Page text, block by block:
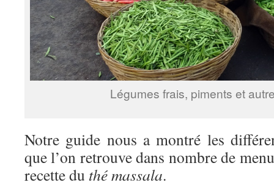
Légumes frais, piments et
Notre guide nous a montré les
que l’on retrouve dans nombre de
recette du thé massala.